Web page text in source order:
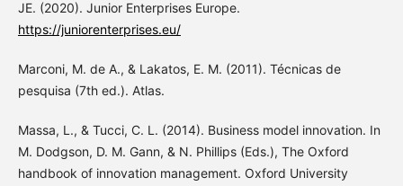
JE. (2020). Junior Enterprises Europe.
https://juniorenterprises.eu/
Marconi, M. de A., & Lakatos, E. M. (2011). Técnicas de
pesquisa (7th ed.). Atlas.
Massa, L., & Tucci, C. L. (2014). Business model innovation. In
M. Dodgson, D. M. Gann, & N. Phillips (Eds.), The Oxford
handbook of innovation management. Oxford University